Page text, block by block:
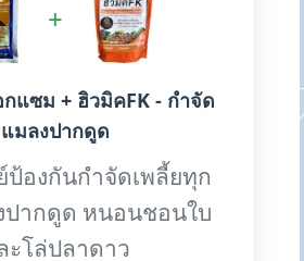
+
กแซม + ฮิวมิคFK - กำจัด
แมลงปากดูด
ป้องกันกำจัดเพลี้ยทุก
ากดูด หนอนชอนใบ
ะโล่ปลาดาว